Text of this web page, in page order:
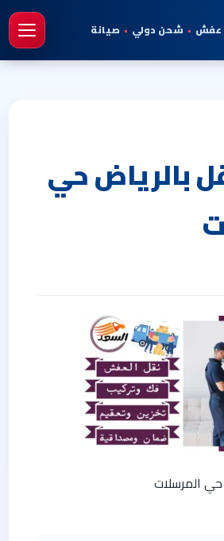
عفش • شحن دولي • صيانة
بالرياض حي
المرسلات